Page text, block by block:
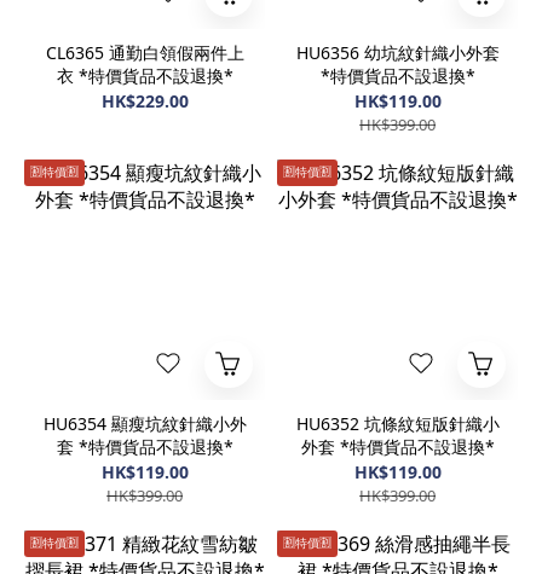
CL6365 通勤白領假兩件上
衣 *特價貨品不設退換*
HK$229.00
HU6356 幼坑紋針織小外套
*特價貨品不設退換*
HK$119.00
HK$399.00
🈹️特價🈹️
HU6354 顯瘦坑紋針織小外
套 *特價貨品不設退換*
HK$119.00
HK$399.00
🈹️特價🈹️
HU6352 坑條紋短版針織小
外套 *特價貨品不設退換*
HK$119.00
HK$399.00
🈹️特價🈹️ 🈹️特價🈹️